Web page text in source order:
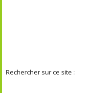
Rechercher sur ce site :